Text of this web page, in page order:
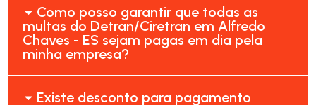
Como posso garantir que todas as
multas do Detran/Ciretran em Alfredo
Chaves - ES sejam pagas em dia pela
minha empresa?
Existe desconto para pagamento